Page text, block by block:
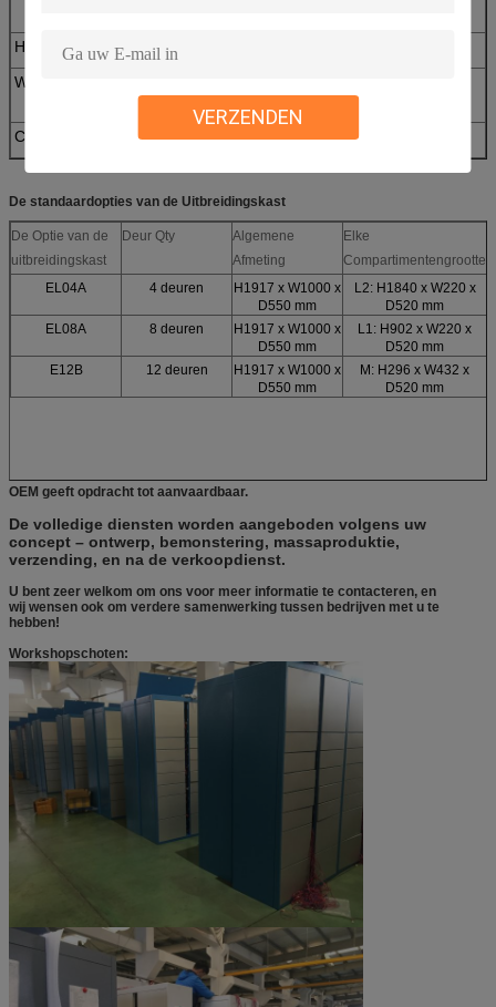
VERZENDEN
Het werk Voltage
Werkende Temperatuur
Certificaat CE, FCC
De standaardopties van de Uitbreidingskast
De Optie van de
uitbreidingskast
Deur Qty
Algemene
Afmeting
Elke
Compartimentengrootte
EL04A
4 deuren
H1917 x W1000 x
D550 mm
L2: H1840 x W220 x
D520 mm
EL08A
8 deuren
H1917 x W1000 x
D550 mm
L1: H902 x W220 x
D520 mm
E12B
12 deuren
H1917 x W1000 x
D550 mm
M: H296 x W432 x
D520 mm
OEM geeft opdracht tot aanvaardbaar.
De volledige diensten worden aangeboden volgens uw
concept – ontwerp, bemonstering, massaproduktie,
verzending, en na de verkoopdienst.
U bent zeer welkom om ons voor meer informatie te contacteren, en
wij wensen ook om verdere samenwerking tussen bedrijven met u te
hebben!
Workshopschoten: